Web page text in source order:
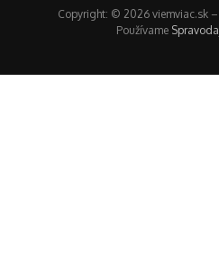
Copyright: © 2026 viemviac.sk
Používame